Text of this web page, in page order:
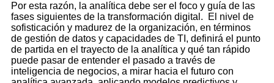
Por esta razón, la analítica debe ser el foco y guía de las
fases siguientes de la transformación digital. El nivel de
sofisticación y madurez de la organización, en términos
de gestión de datos y capacidades de TI, definirá el punto
de partida en el trayecto de la analítica y qué tan rápido
puede pasar de entender el pasado a través de
inteligencia de negocios, a mirar hacia el futuro con